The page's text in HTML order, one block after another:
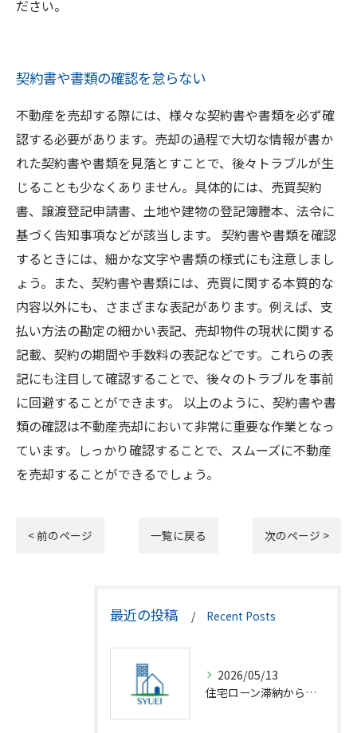
ださい。
契約書や書類の確認を怠らない
不動産を売却する際には、様々な契約書や書類を必ず確
認する必要があります。売却の過程で大切な情報が書か
れた契約書や書類を見落とすことで、後々トラブルが生
じることも少なくありません。具体的には、売買契約
書、譲渡登記申請書、土地や建物の登記簿謄本、法令に
基づく告知事項などが該当します。 契約書や書類を確認
するときには、細かな文字や書類の様式にも注意しまし
ょう。また、契約書や書類には、売買に関する本質的な
内容以外にも、さまざまな表記があります。例えば、支
払い方法の勘定の細かい表記、売却物件の現状に関する
記載、契約の期間や手数料の表記などです。これらの表
記にも注目して確認することで、後々のトラブルを事前
に回避することができます。 以上のように、契約書や書
類の確認は不動産売却において非常に重要な作業となっ
ています。しっかり確認することで、スムーズに不動産
を売却することができるでしょう。
< 前のページ 一覧に戻る 次のページ >
最近の投稿 Recent Posts
2026/05/13
住宅ローン滞納から競売回避の解決策